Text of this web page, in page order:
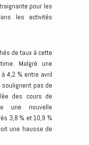
pour les
les activités
de taux à cette
Malgré une
4,2 % entre avril
pas de
des cours de
une nouvelle
3,8 % et 10,9 %
une hausse de